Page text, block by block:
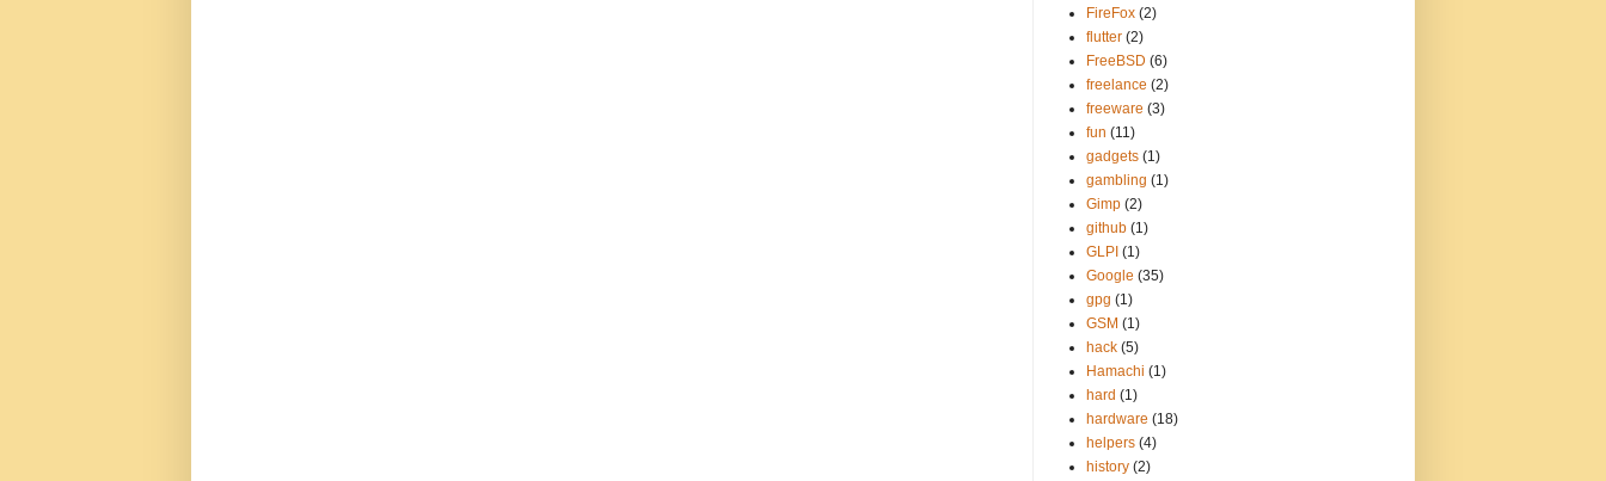
FireFox (2)
flutter (2)
FreeBSD (6)
freelance (2)
freeware (3)
fun (11)
gadgets (1)
gambling (1)
Gimp (2)
github (1)
GLPI (1)
Google (35)
gpg (1)
GSM (1)
hack (5)
Hamachi (1)
hard (1)
hardware (18)
helpers (4)
history (2)